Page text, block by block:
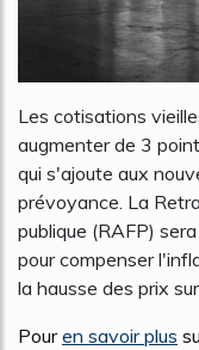
Les cotisations
augmenter de 3
qui s'ajoute aux
prévoyance. La
publique (RAFP)
pour compenser
la hausse des prix
Pouren savoir plus